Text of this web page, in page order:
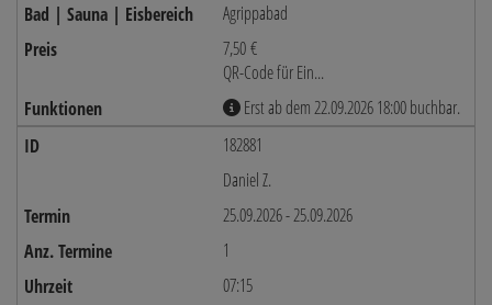
Agrippabad
7,50 €
QR-Code für Ein...
Erst ab dem 22.09.2026 18:00 buchbar.
182881
Daniel Z.
25.09.2026 - 25.09.2026
1
07:15